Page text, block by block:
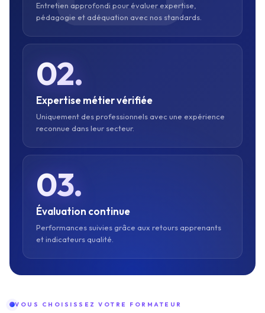
Entretien approfondi pour évaluer expertise,
pédagogie et adéquation avec nos standards.
02.
Expertise métier vérifiée
Uniquement des professionnels avec une expérience
reconnue dans leur secteur.
03.
Évaluation continue
Performances suivies grâce aux retours apprenants
et indicateurs qualité.
VOUS CHOISISSEZ VOTRE FORMATEUR